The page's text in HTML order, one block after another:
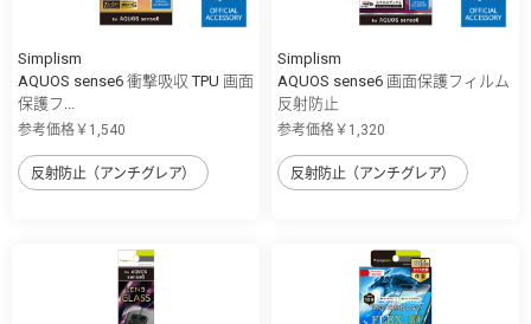
Simplism
AQUOS sense6 衝撃吸収 TPU 画面
保護フ...
参考価格￥1,540
反射防止（アンチグレア）
Simplism
AQUOS sense6 画面保護フィルム
反射防止
参考価格￥1,320
反射防止（アンチグレア）